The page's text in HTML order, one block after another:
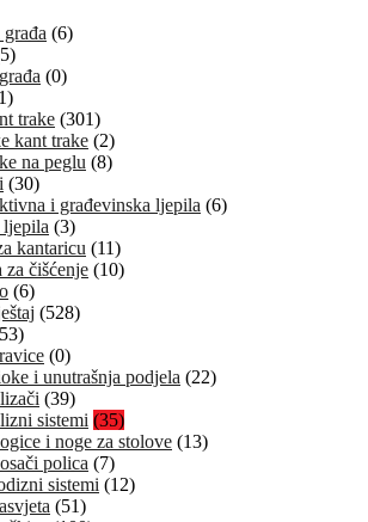
(6)
(0)
trake (301)
kant trake (2)
na peglu (8)
(30)
i građevinska ljepila (6)
(3)
kantaricu (11)
za čišćenje (10)
(6)
(528)
(0)
i unutrašnja podjela (22)
(39)
sistemi (35)
i noge za stolove (13)
polica (7)
sistemi (12)
(51)